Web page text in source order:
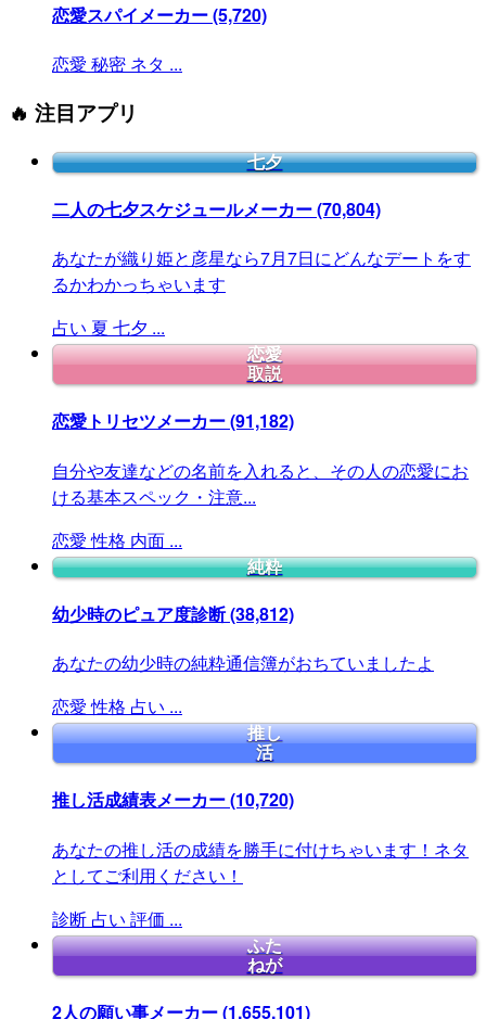
恋愛スパイメーカー(5,720)
恋愛 秘密 ネタ ...
🔥 注目アプリ
七夕
二人の七夕スケジュールメーカー(70,804)
あなたが織り姫と彦星なら7月7日にどんなデートをす
るかわかっちゃいます
占い 夏 七夕 ...
恋愛
取説
恋愛トリセツメーカー(91,182)
自分や友達などの名前を入れると、その人の恋愛にお
ける基本スペック・注意...
恋愛 性格 内面 ...
純粋
幼少時のピュア度診断(38,812)
あなたの幼少時の純粋通信簿がおちていましたよ
恋愛 性格 占い ...
推し
活
推し活成績表メーカー(10,720)
あなたの推し活の成績を勝手に付けちゃいます！ネタ
としてご利用ください！
診断 占い 評価 ...
ふた
ねが
2人の願い事メーカー(1,655,101)